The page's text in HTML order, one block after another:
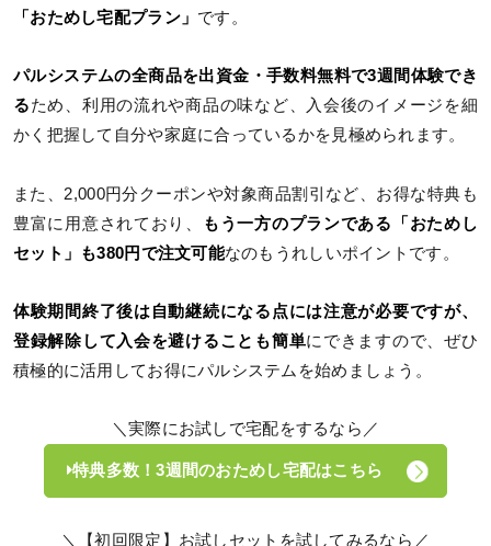
「おためし宅配プラン」 です。
パルシステムの全商品を出資金・手数料無料で3週間体験でき
るため、利用の流れや商品の味など、入会後のイメージを細
かく把握して自分や家庭に合っているかを見極められます。
また、2,000円分クーポンや対象商品割引など、お得な特典も
豊富に用意されており、
もう一方のプランである「おためし
セット」も380円で注文可能なのもうれしいポイントです。
体験期間終了後は自動継続になる点には注意が必要ですが、
登録解除して入会を避けることも簡単にできますので、ぜひ
積極的に活用してお得にパルシステムを始めましょう。
＼実際にお試しで宅配をするなら／
特典多数！3週間のおためし宅配はこちら
＼【初回限定】お試しセットを試してみるなら／